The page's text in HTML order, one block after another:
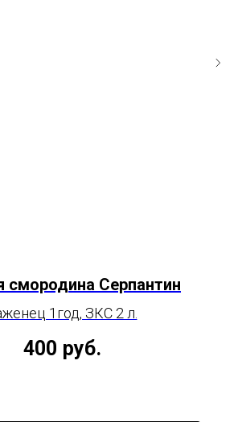
смородина Серпантин
1год, ЗКС 2 л.
400 руб.